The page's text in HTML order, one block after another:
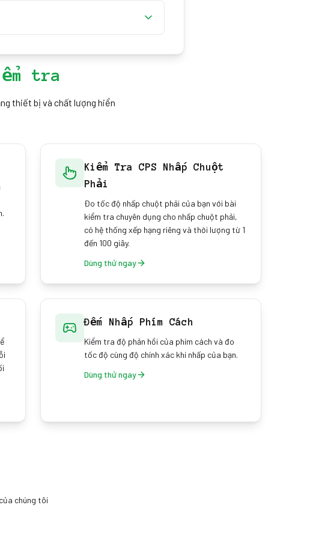
còn hơn gõ ra một phím ma —
năng phần cứng thực sự của bạn
tế, không phải bảng thông số
tra
thiết bị và chất lượng hiển
Kiểm Tra CPS Nhấp Chuột
Phải
Đo tốc độ nhấp chuột phải của bạn với bài
kiểm tra chuyên dụng cho nhấp chuột phải,
có hệ thống xếp hạng riêng và thời lượng từ 1
đến 100 giây.
Dùng thử ngay
Đếm Nhấp Phím Cách
Kiểm tra độ phản hồi của phím cách và đo
tốc độ cùng độ chính xác khi nhấp của bạn.
Dùng thử ngay
chúng tôi